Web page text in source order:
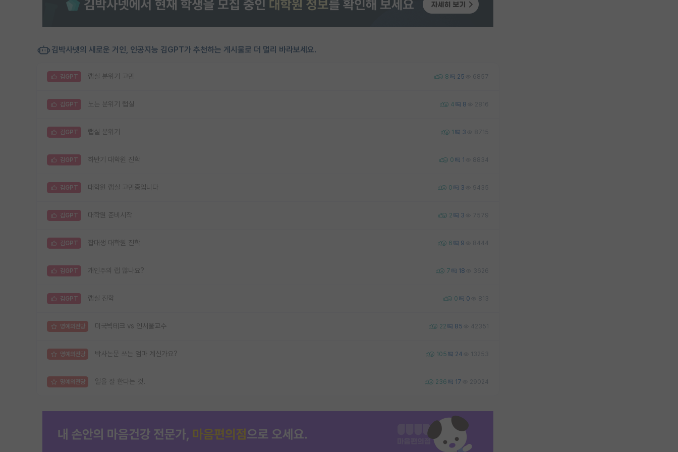
김박사넷의 새로운 거인, 인공지능 김GPT가 추천하는 게시물로 더 멀리 바라보세요.
김GPT 랩실 분위기 고민 8 25 6857
김GPT 노는 분위기 랩실 4 8 2816
김GPT 랩실 분위기 1 3 8715
김GPT 하반기 대학원 진학 0 1 8834
김GPT 대학원 랩실 고민중입니다 0 3 9435
김GPT 대학원 준비시작 2 3 7579
김GPT 잡대생 대학원 진학 6 9 8444
김GPT 개인주의 랩 많나요? 7 18 3626
김GPT 랩실 진학 0 0 813
명예의전당 미국빅테크 vs 인서울교수 22 85 42351
명예의전당 박사논문 쓰는 엄마 계신가요? 105 24 13253
명예의전당 일을 잘 한다는 것. 236 17 29024